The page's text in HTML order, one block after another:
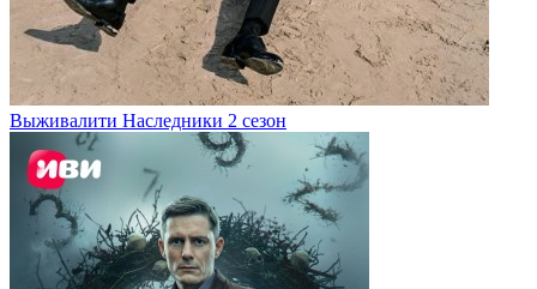
Выживалити Наследники 2 сезон